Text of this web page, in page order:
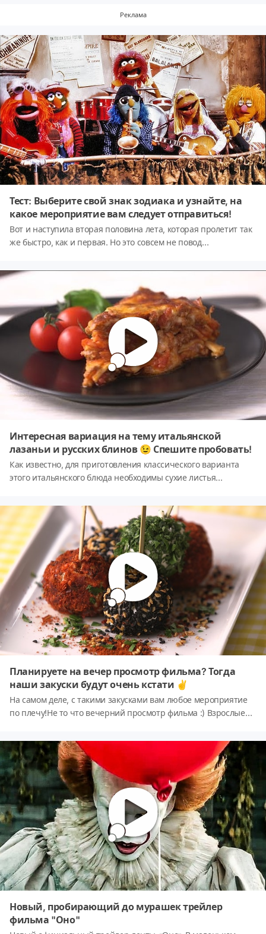
Реклама
Тест: Выберите свой знак зодиака и узнайте, на
какое мероприятие вам следует отправиться!
Вот и наступила вторая половина лета, которая пролетит так
же быстро, как и первая. Но это совсем не повод
мероприятия. (Чего только стоит долгожданное открытие
надо готовиться заранее, ведь билеты на них имеют свойство
раскупаться со скоростью света. Куда же направить свои
стопы этой осенью? Современный мир предоставляет нам
море возможностей, в которых можно захлебнуться и совсем
растеряться. Не волнуйтесь, мы поможем вам сделать этот
трудный выбор 😉
Интересная вариация на тему итальянской
лазаньи и русских блинов 😉 Спешите пробовать!
Как известно, для приготовления классического варианта
этого итальянского блюда необходимы сухие листья
совместить русские традиции с итальянскими ;) Как мы это
сделали? С помощью блинов, конечно!
Планируете на вечер просмотр фильма? Тогда
наши закуски будут очень кстати ✌
На самом деле, с такими закусками вам любое мероприятие
по плечу!Не то что вечерний просмотр фильма :) Взрослые
точно понравится макать чипсы в сырный дип-соус.
Новый, пробирающий до мурашек трейлер
фильма "Оно"